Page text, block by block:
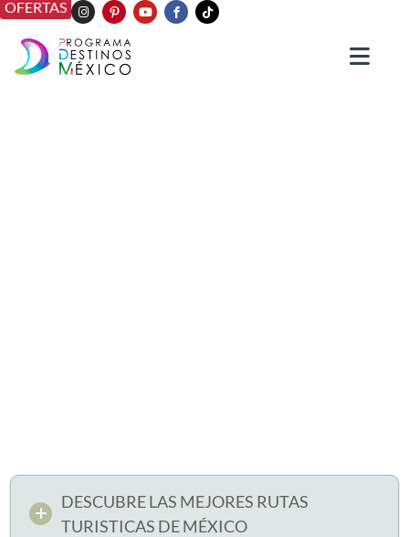
OFERTAS
DESCUBRE LAS MEJORES RUTAS
TURISTICAS DE MÉXICO